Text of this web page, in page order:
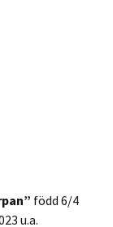
född 6/4
u.a.